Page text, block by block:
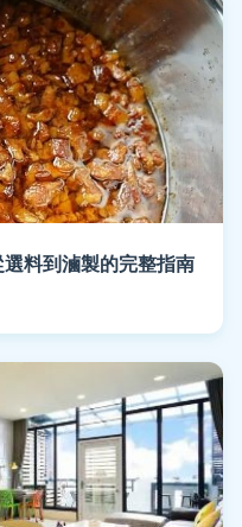
料到滷製的完整指南